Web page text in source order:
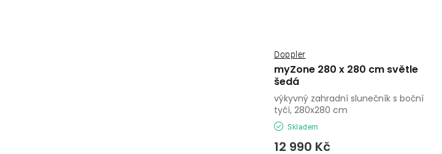
myZone 280 x 280 cm světle
šedá
Doppler
Skladem
12 990 Kč
výkyvný zahradní slunečník s boční
tyčí, 280x280 cm